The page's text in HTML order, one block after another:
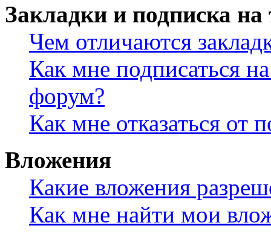
Закладки и подписка
Чем отличаются
Как мне подписаться
форум?
Как мне отказаться от
Вложения
Какие вложения
Как мне найти мои